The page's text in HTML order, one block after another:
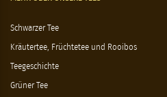
Schwarzer Tee
Kräutertee, Früchtetee und Rooibos
Teegeschichte
Grüner Tee